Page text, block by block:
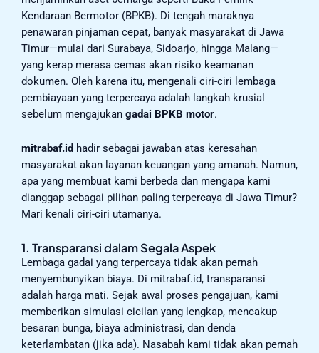
Kendaraan Bermotor (BPKB). Di tengah maraknya
penawaran pinjaman cepat, banyak masyarakat di Jawa
Timur—mulai dari Surabaya, Sidoarjo, hingga Malang—
yang kerap merasa cemas akan risiko keamanan
dokumen. Oleh karena itu, mengenali ciri-ciri lembaga
pembiayaan yang terpercaya adalah langkah krusial
sebelum mengajukan gadai BPKB motor.
mitrabaf.id hadir sebagai jawaban atas keresahan
masyarakat akan layanan keuangan yang amanah. Namun,
apa yang membuat kami berbeda dan mengapa kami
dianggap sebagai pilihan paling terpercaya di Jawa Timur?
Mari kenali ciri-ciri utamanya.
1. Transparansi dalam Segala Aspek
Lembaga gadai yang terpercaya tidak akan pernah
menyembunyikan biaya. Di mitrabaf.id, transparansi
adalah harga mati. Sejak awal proses pengajuan, kami
memberikan simulasi cicilan yang lengkap, mencakup
besaran bunga, biaya administrasi, dan denda
keterlambatan (jika ada). Nasabah kami tidak akan pernah